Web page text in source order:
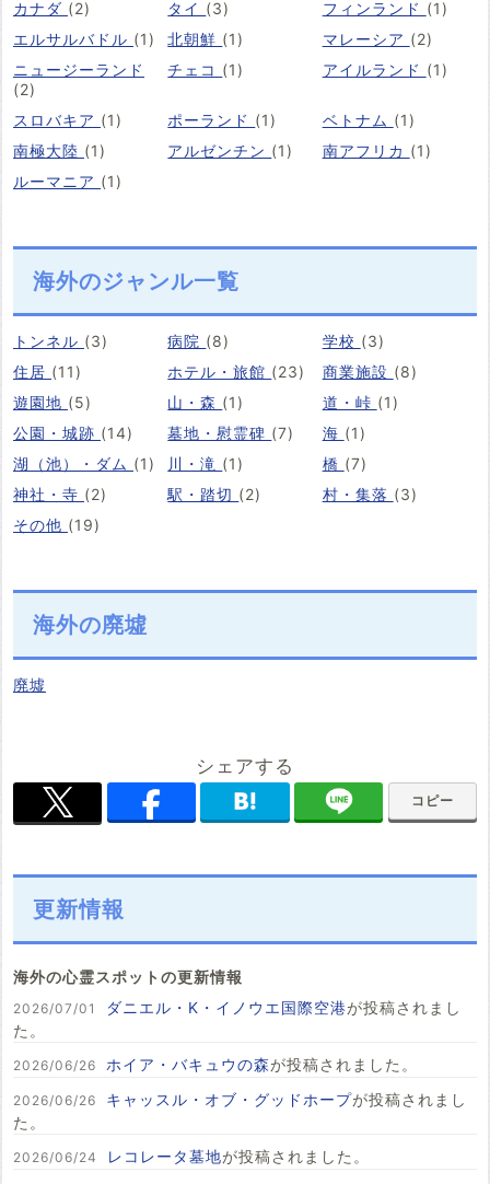
カナダ (2) タイ (3) フィンランド (1)
エルサルバドル (1) 北朝鮮 (1) マレーシア (2)
ニュージーランド
(2)
チェコ (1) アイルランド (1)
スロバキア (1) ポーランド (1) ベトナム (1)
南極大陸 (1) アルゼンチン (1) 南アフリカ (1)
ルーマニア (1)
海外のジャンル一覧
トンネル (3) 病院 (8) 学校 (3)
住居 (11) ホテル・旅館 (23) 商業施設 (8)
遊園地 (5) 山・森 (1) 道・峠 (1)
公園・城跡 (14) 墓地・慰霊碑 (7) 海 (1)
湖（池）・ダム (1) 川・滝 (1) 橋 (7)
神社・寺 (2) 駅・踏切 (2) 村・集落 (3)
その他 (19)
海外の廃墟
廃墟
シェアする
コピー
更新情報
海外の心霊スポットの更新情報
2026/07/01 ダニエル・K・イノウエ国際空港が投稿されまし
た。
2026/06/26 ホイア・バキュウの森が投稿されました。
2026/06/26 キャッスル・オブ・グッドホープが投稿されまし
た。
2026/06/24 レコレータ墓地が投稿されました。